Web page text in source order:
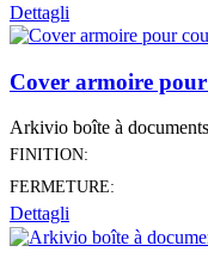
Dettagli
Cover armoire
Arkivio boîte à documents
FINITION:
FERMETURE:
Dettagli